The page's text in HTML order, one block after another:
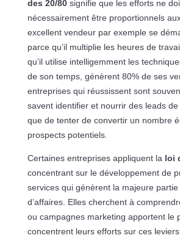
des 20/80signifie que les efforts ne
nécessairement être proportionnels
excellent vendeur par exemple se
parce qu’il multiplie les heures de
qu’il utilise intelligemment les
de son temps, génèrent 80% de ses
entreprises qui réussissent sont
savent identifier et nourrir des leads
que de tenter de convertir un nombre
prospects potentiels.
Certaines entreprises appliquent la loi
concentrant sur le développement de
services qui génèrent la majeure
d’affaires. Elles cherchent à
ou campagnes marketing apportent le
concentrent leurs efforts sur ces